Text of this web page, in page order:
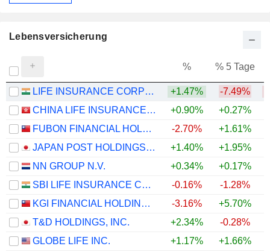
Lebensversicherung
% % 5 Tage
LIFE INSURANCE CORPORATION OF INDIA +1.47% -7.49%
CHINA LIFE INSURANCE COMPANY LIMITED
+0.90% +0.27%
FUBON FINANCIAL HOLDING CO., LTD.
-2.70% +1.61%
JAPAN POST HOLDINGS CO., LTD.
+1.40% +1.95%
NN GROUP N.V.
+0.34% +0.17%
SBI LIFE INSURANCE COMPANY LIMITED
-0.16% -1.28%
KGI FINANCIAL HOLDING CO., LTD.
-3.16% +5.70%
T&D HOLDINGS, INC.
+2.34% -0.28%
GLOBE LIFE INC.
+1.17% +1.66%